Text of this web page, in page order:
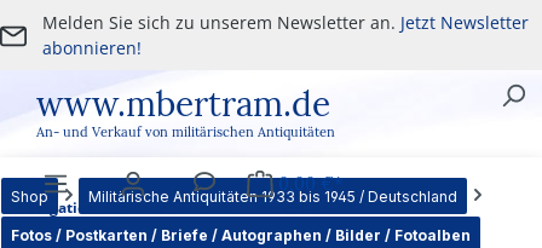
Zum Hauptinhalt springen
Melden Sie sich zu unserem Newsletter an. Jetzt Newsletter
abonnieren!
www.mbertram.de
An- und Verkauf von militärischen Antiquitäten
Navigation Benutzer Service
0,00 €*
Warenkorb
Shop Militärische Antiquitäten 1933 bis 1945 / Deutschland
Fotos / Postkarten / Briefe / Autographen / Bilder / Fotoalben